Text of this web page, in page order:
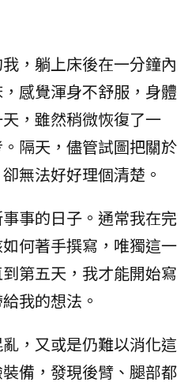
，躺上床後在一分鐘內
感覺渾身不舒服，身體
，雖然稍微恢復了一
隔天，儘管試圖把關於
無法好好理個清楚。
事的日子。通常我在完
何著手撰寫，唯獨這一
第五天，我才能開始寫
我的想法。
，又或是仍難以消化這
備，發現後臂、腿部都